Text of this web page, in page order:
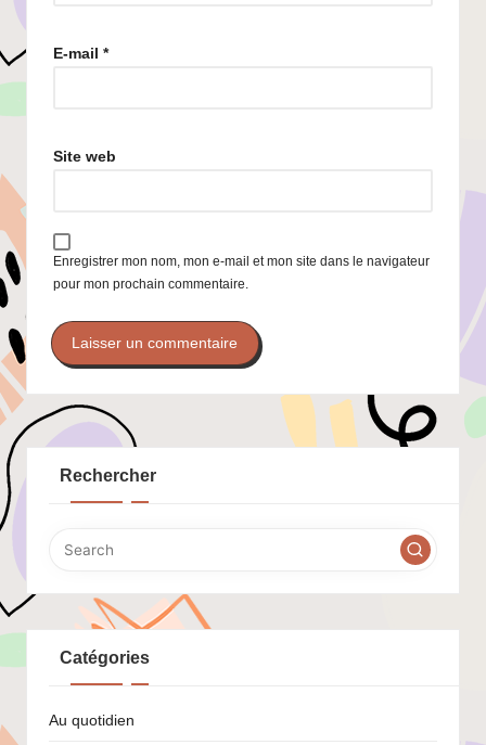
E-mail *
Site web
Enregistrer mon nom, mon e-mail et mon site dans le navigateur
pour mon prochain commentaire.
Rechercher
Catégories
Au quotidien